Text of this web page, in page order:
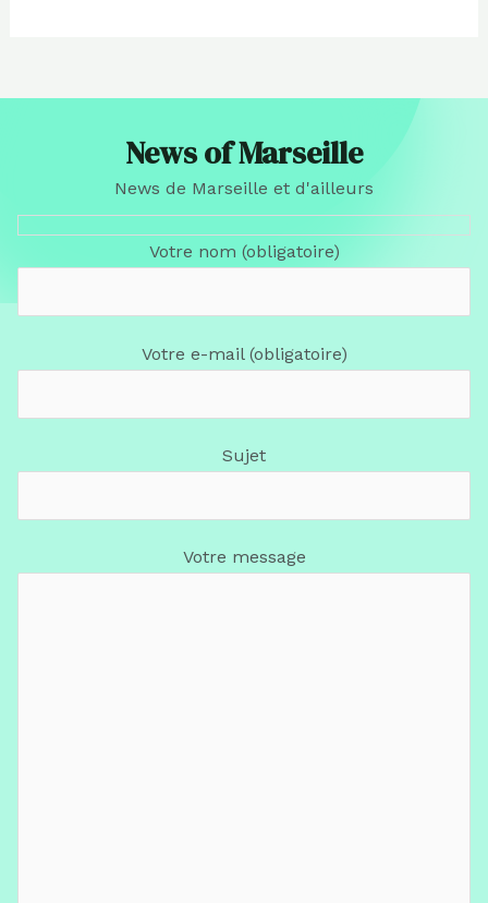
News of Marseille
News de Marseille et d'ailleurs
Votre nom (obligatoire)
Votre e-mail (obligatoire)
Sujet
Votre message